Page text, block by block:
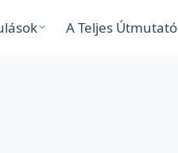
A Teljes Útmutató